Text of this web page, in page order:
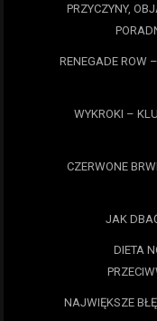
PRZYCZYNY,
RENEGADE ROW
WYKROKI –
CZERWONE
JAK
DIETA
NAJWIĘKSZE